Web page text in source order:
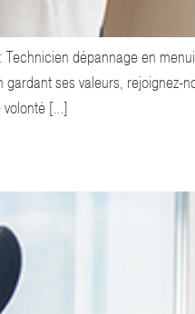
: Technicien dépannage en
ses valeurs, rejoignez-
volonté […]